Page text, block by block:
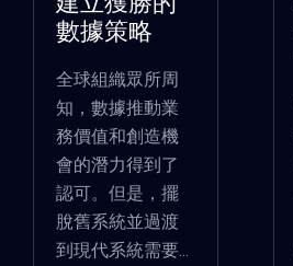
數據策略
全球組織眾所周
知，數據推動業
務價值和創造機
會的潛力得到了
認可。但是，擺
脫舊系統並過渡
到現代系統需要...